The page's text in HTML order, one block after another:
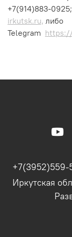
+7(914)883-
irkutsk.ru, либо
Telegram
+7(3952)559-
Иркутская